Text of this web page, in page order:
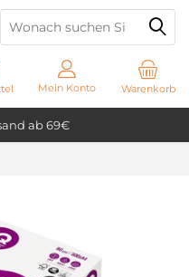
ab 69€
Warenkorb
Mein Konto